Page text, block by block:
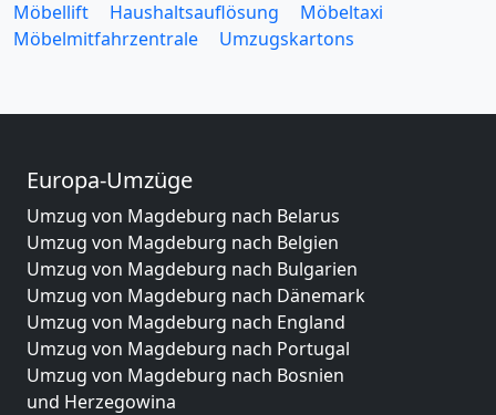
Möbellift
Haushaltsauflösung
Möbeltaxi
Möbelmitfahrzentrale
Umzugskartons
Europa-Umzüge
Umzug von Magdeburg nach Belarus
Umzug von Magdeburg nach Belgien
Umzug von Magdeburg nach Bulgarien
Umzug von Magdeburg nach Dänemark
Umzug von Magdeburg nach England
Umzug von Magdeburg nach Portugal
Umzug von Magdeburg nach Bosnien
und Herzegowina